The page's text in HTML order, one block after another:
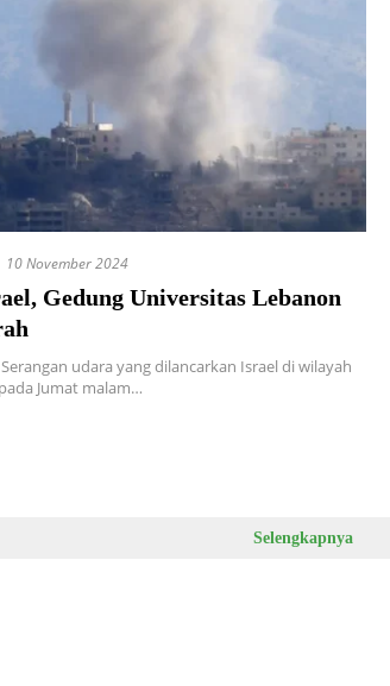
10 November 2024
Gedung Universitas Lebanon
Serangan udara yang dilancarkan Israel di wilayah
Jumat malam…
Selengkapnya